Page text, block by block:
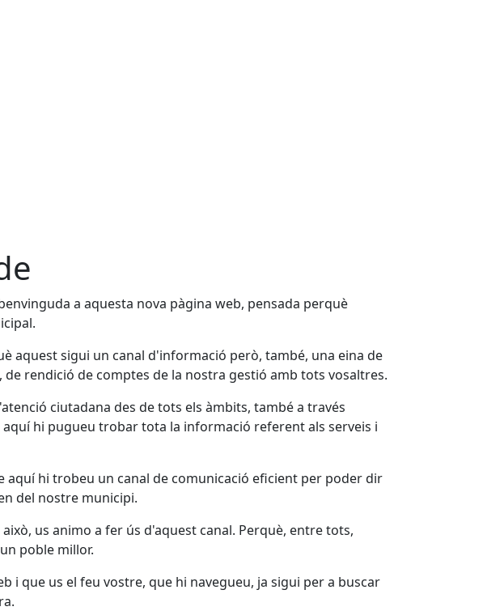
a aquesta nova pàgina web, pensada perquè
aquest sigui un canal d'informació però, també, una eina de
rendició de comptes de la nostra gestió amb tots vosaltres.
ciutadana des de tots els àmbits, també a través
hi pugueu trobar tota la informació referent als serveis i
aquí hi trobeu un canal de comunicació eficient per poder dir
del nostre municipi.
us animo a fer ús d'aquest canal. Perquè, entre tots,
poble millor.
i que us el feu vostre, que hi navegueu, ja sigui per a buscar